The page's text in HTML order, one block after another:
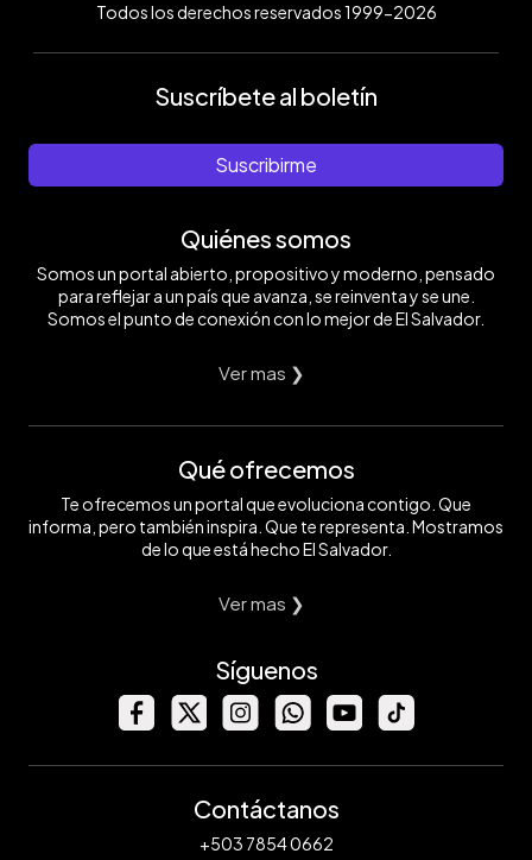
Todos los derechos reservados 1999-2026
Suscríbete al boletín
Suscribirme
Quiénes somos
Somos un portal abierto, propositivo y moderno, pensado
para reflejar a un país que avanza, se reinventa y se une.
Somos el punto de conexión con lo mejor de El Salvador.
Ver mas ❯
Qué ofrecemos
Te ofrecemos un portal que evoluciona contigo. Que
informa, pero también inspira. Que te representa. Mostramos
de lo que está hecho El Salvador.
Ver mas ❯
Síguenos
Contáctanos
+503 7854 0662